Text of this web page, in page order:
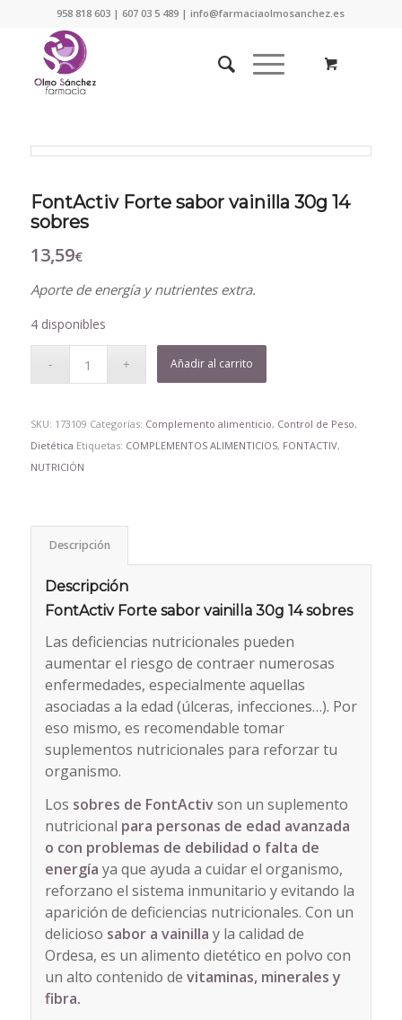
958 818 603 | 607 03 5 489 | info@farmaciaolmosanchez.es
FontActiv Forte sabor vainilla 30g 14
sobres
13,59€
Aporte de energía y nutrientes extra.
4 disponibles
Añadir al carrito
SKU: 173109 Categorías: Complemento alimenticio, Control de Peso,
Dietética Etiquetas: COMPLEMENTOS ALIMENTICIOS, FONTACTIV,
NUTRICIÓN
Descripción
Descripción
FontActiv Forte sabor vainilla 30g 14 sobres
Las deficiencias nutricionales pueden
aumentar el riesgo de contraer numerosas
enfermedades, especialmente aquellas
asociadas a la edad (úlceras, infecciones…). Por
eso mismo, es recomendable tomar
suplementos nutricionales para reforzar tu
organismo.
Los sobres de FontActivson un suplemento
nutricional para personas de edad avanzada
o con problemas de debilidad o falta de
energía ya que ayuda a cuidar el organismo,
reforzano el sistema inmunitario y evitando la
aparición de deficiencias nutricionales. Con un
delicioso sabor a vainilla y la calidad de
Ordesa, es un alimento dietético en polvo con
un alto contenido de vitaminas, minerales y
fibra.